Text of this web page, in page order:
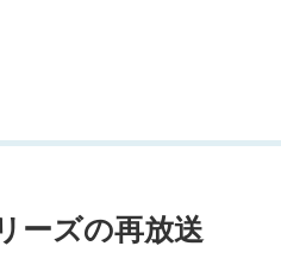
ーズの再放送